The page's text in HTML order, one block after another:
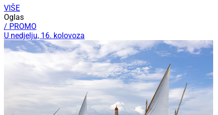
VIŠE
Oglas
/ PROMO
U nedjelju, 16. kolovoza